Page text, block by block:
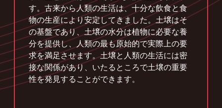
す。古来から人類の生活は、十分な飲食と食
物の生産により安定してきました。土壌はそ
の基盤であり、土壌の水分は植物に必要な養
分を提供し、人類の最も原始的で実際上の要
求を満足させます。土壌と人類の生活には密
接な関係があり、いたるところで土壌の重要
性を発見することができます。